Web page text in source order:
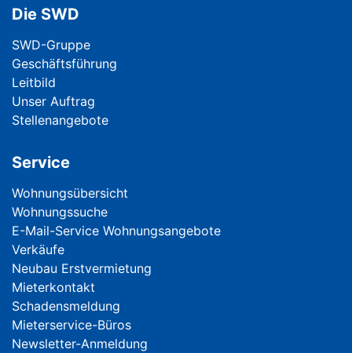
Die SWD
Navigation überspringen
SWD-Gruppe
Geschäftsführung
Leitbild
Unser Auftrag
Stellenangebote
Service
Navigation überspringen
Wohnungsübersicht
Wohnungssuche
E-Mail-Service Wohnungsangebote
Verkäufe
Neubau Erstvermietung
Mieterkontakt
Schadensmeldung
Mieterservice-Büros
Newsletter-Anmeldung